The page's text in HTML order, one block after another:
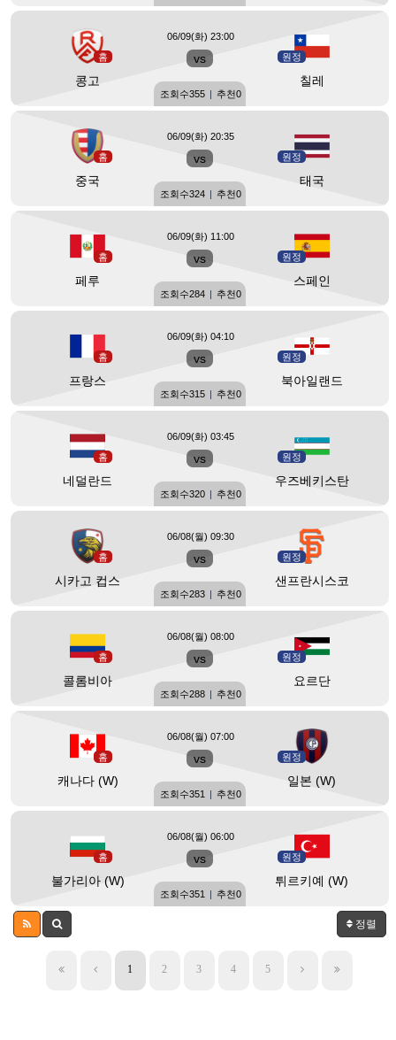
홈
콩고
vs 원정
칠레
06/09(화) 23:00
조회수355 | 추천0
홈
중국
vs 원정
태국
06/09(화) 20:35
조회수324 | 추천0
홈
페루
vs 원정
스페인
06/09(화) 11:00
조회수284 | 추천0
홈
프랑스
vs 원정
북아일랜드
06/09(화) 04:10
조회수315 | 추천0
홈
네덜란드
vs 원정
우즈베키스탄
06/09(화) 03:45
조회수320 | 추천0
홈
시카고 컵스
vs 원정
샌프란시스코
06/08(월) 09:30
조회수283 | 추천0
홈
콜롬비아
vs 원정
요르단
06/08(월) 08:00
조회수288 | 추천0
홈
캐나다 (W)
vs 원정
일본 (W)
06/08(월) 07:00
조회수351 | 추천0
홈
불가리아 (W)
vs 원정
튀르키예 (W)
06/08(월) 06:00
조회수351 | 추천0
정렬
1 2 3 4 5